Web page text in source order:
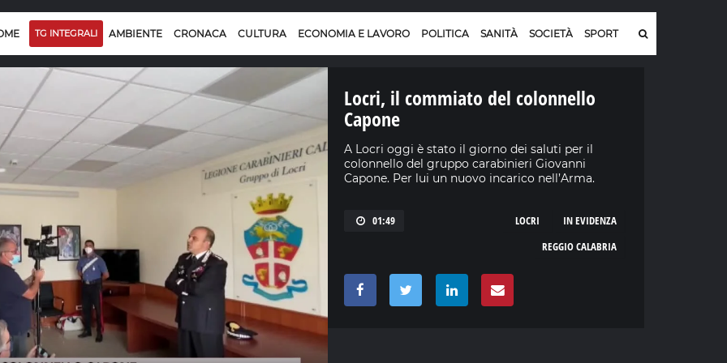
TG INTEGRALI AMBIENTE CRONACA CULTURA ECONOMIA E LAVORO POLITICA SANITÀ SOCIETÀ SPORT
Locri, il commiato del colonnello
Capone
A Locri oggi è stato il giorno dei saluti per il
colonnello del gruppo carabinieri Giovanni
Capone. Per lui un nuovo incarico nell’Arma.
01:49 IN EVIDENZA
LOCRI
REGGIO CALABRIA